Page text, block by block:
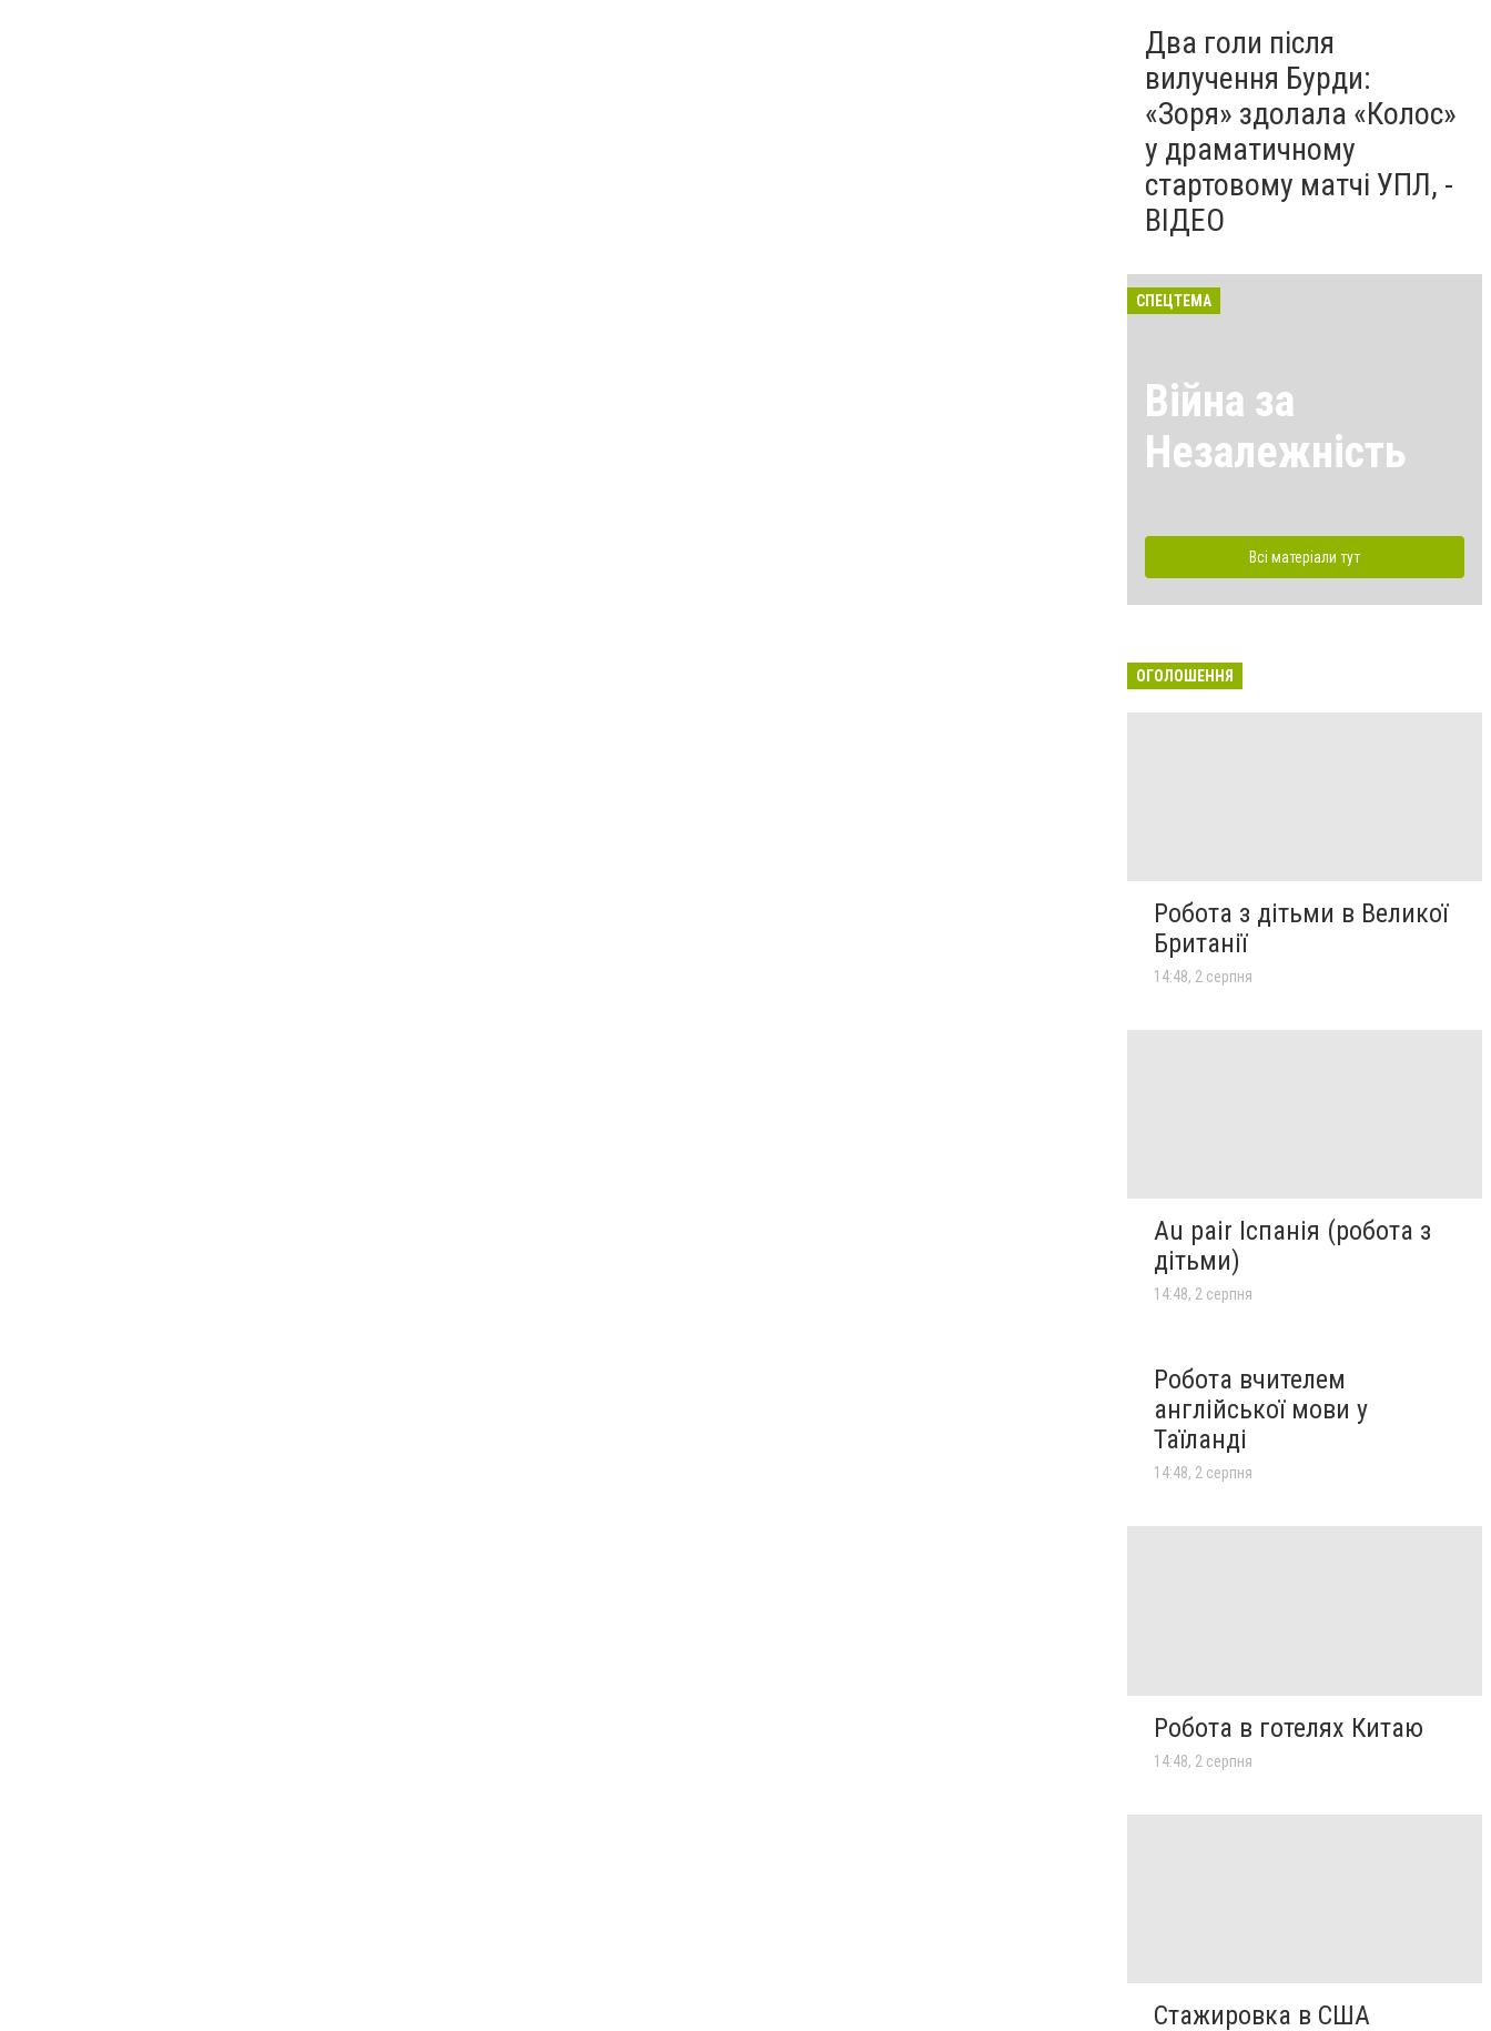
Два голи після
вилучення Бурди:
«Зоря» здолала «Колос»
у драматичному
стартовому матчі УПЛ, -
ВІДЕО
СПЕЦТЕМА
Війна за
Незалежність
Всі матеріали тут
ОГОЛОШЕННЯ
Робота з дітьми в Великої
Британії
14:48, 2 серпня
Au pair Іспанія (робота з
дітьми)
14:48, 2 серпня
Робота вчителем
англійської мови у
Таїланді
14:48, 2 серпня
Робота в готелях Китаю
14:48, 2 серпня
Стажировка в США